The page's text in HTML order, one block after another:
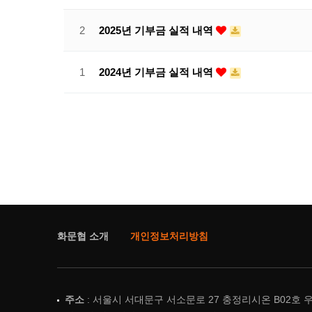
2 2025년 기부금 실적 내역
1 2024년 기부금 실적 내역
화문협 소개 개인정보처리방침
주소 : 서울시 서대문구 서소문로 27 충정리시온 B02호